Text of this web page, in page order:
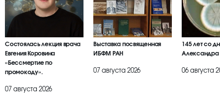
Состоялась лекция врача
Евгения Коровина
«Бессмертие по
промокоду».
07 августа 2026
Выставка посвященная
ИБФМ РАН
07 августа 2026
145 лет со
Александра
06 августа